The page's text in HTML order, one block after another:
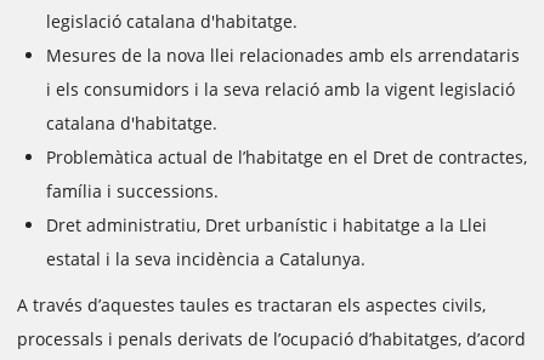
legislació catalana d'habitatge.
Mesures de la nova llei relacionades amb els arrendataris
i els consumidors i la seva relació amb la vigent legislació
catalana d'habitatge.
Problemàtica actual de l’habitatge en el Dret de contractes,
família i successions.
Dret administratiu, Dret urbanístic i habitatge a la Llei
estatal i la seva incidència a Catalunya.
A través d’aquestes taules es tractaran els aspectes civils,
processals i penals derivats de l’ocupació d’habitatges, d’acord